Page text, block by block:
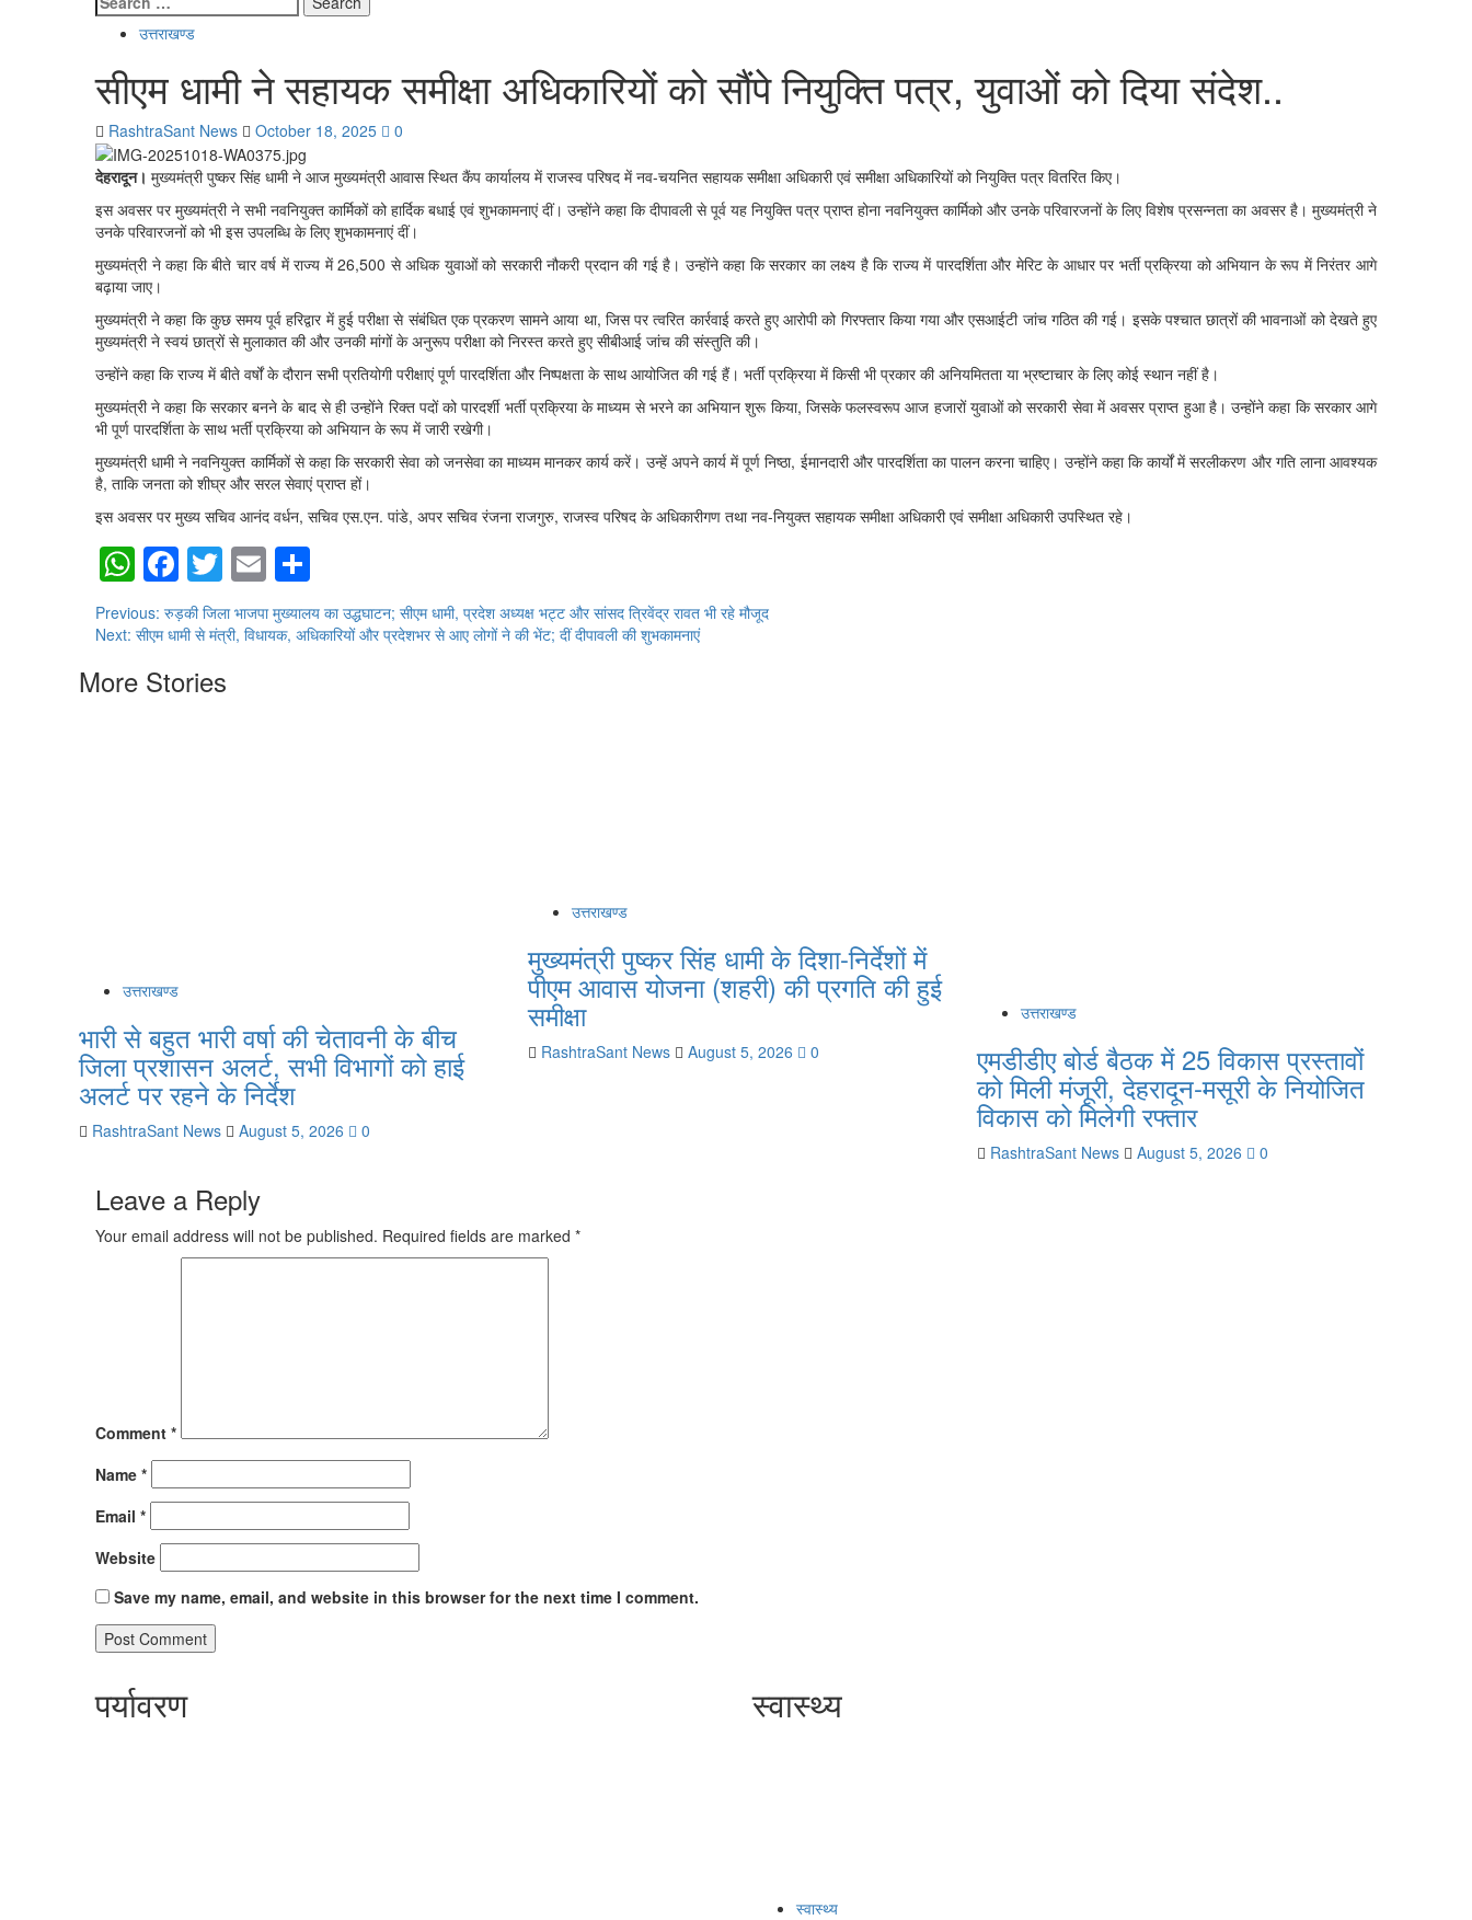
for:
उत्तराखण्ड
सीएम धामी ने सहायक समीक्षा अधिकारियों को सौंपे नियुक्ति पत्र, युवाओं को दिया संदेश..
RashtraSant News October 18, 2025 0
देहरादून। मुख्यमंत्री पुष्कर सिंह धामी ने आज मुख्यमंत्री आवास स्थित कैंप कार्यालय में राजस्व परिषद में नव-चयनित सहायक समीक्षा अधिकारी एवं समीक्षा अधिकारियों को नियुक्ति पत्र वितरित किए।
इस अवसर पर मुख्यमंत्री ने सभी नवनियुक्त कार्मिकों को हार्दिक बधाई एवं शुभकामनाएं दीं। उन्होंने कहा कि दीपावली से पूर्व यह नियुक्ति पत्र प्राप्त होना नवनियुक्त कार्मिको और उनके परिवारजनों के लिए विशेष प्रसन्नता का अवसर है। मुख्यमंत्री ने
उनके परिवारजनों को भी इस उपलब्धि के लिए शुभकामनाएं दीं।
मुख्यमंत्री ने कहा कि बीते चार वर्ष में राज्य में 26,500 से अधिक युवाओं को सरकारी नौकरी प्रदान की गई है। उन्होंने कहा कि सरकार का लक्ष्य है कि राज्य में पारदर्शिता और मेरिट के आधार पर भर्ती प्रक्रिया को अभियान के रूप में निरंतर आगे
बढ़ाया जाए।
मुख्यमंत्री ने कहा कि कुछ समय पूर्व हरिद्वार में हुई परीक्षा से संबंधित एक प्रकरण सामने आया था, जिस पर त्वरित कार्रवाई करते हुए आरोपी को गिरफ्तार किया गया और एसआईटी जांच गठित की गई। इसके पश्चात छात्रों की भावनाओं को देखते हुए
मुख्यमंत्री ने स्वयं छात्रों से मुलाकात की और उनकी मांगों के अनुरूप परीक्षा को निरस्त करते हुए सीबीआई जांच की संस्तुति की।
उन्होंने कहा कि राज्य में बीते वर्षों के दौरान सभी प्रतियोगी परीक्षाएं पूर्ण पारदर्शिता और निष्पक्षता के साथ आयोजित की गई हैं। भर्ती प्रक्रिया में किसी भी प्रकार की अनियमितता या भ्रष्टाचार के लिए कोई स्थान नहीं है।
मुख्यमंत्री ने कहा कि सरकार बनने के बाद से ही उन्होंने रिक्त पदों को पारदर्शी भर्ती प्रक्रिया के माध्यम से भरने का अभियान शुरू किया, जिसके फलस्वरूप आज हजारों युवाओं को सरकारी सेवा में अवसर प्राप्त हुआ है। उन्होंने कहा कि सरकार आगे
भी पूर्ण पारदर्शिता के साथ भर्ती प्रक्रिया को अभियान के रूप में जारी रखेगी।
मुख्यमंत्री धामी ने नवनियुक्त कार्मिकों से कहा कि सरकारी सेवा को जनसेवा का माध्यम मानकर कार्य करें। उन्हें अपने कार्य में पूर्ण निष्ठा, ईमानदारी और पारदर्शिता का पालन करना चाहिए। उन्होंने कहा कि कार्यों में सरलीकरण और गति लाना आवश्यक
है, ताकि जनता को शीघ्र और सरल सेवाएं प्राप्त हों।
इस अवसर पर मुख्य सचिव आनंद वर्धन, सचिव एस.एन. पांडे, अपर सचिव रंजना राजगुरु, राजस्व परिषद के अधिकारीगण तथा नव-नियुक्त सहायक समीक्षा अधिकारी एवं समीक्षा अधिकारी उपस्थित रहे।
WhatsApp
Facebook
Twitter
Email
Post
navigation
Previous: रुड़की जिला भाजपा मुख्यालय का उद्धघाटन; सीएम धामी, प्रदेश अध्यक्ष भट्ट और सांसद त्रिवेंद्र रावत भी रहे मौजूद
Next: सीएम धामी से मंत्री, विधायक, अधिकारियों और प्रदेशभर से आए लोगों ने की भेंट; दीं दीपावली की शुभकामनाएं
More Stories
उत्तराखण्ड
भारी से बहुत भारी वर्षा की चेतावनी के बीच
जिला प्रशासन अलर्ट, सभी विभागों को हाई
अलर्ट पर रहने के निर्देश
RashtraSant News August 5, 2026 0
उत्तराखण्ड
मुख्यमंत्री पुष्कर सिंह धामी के दिशा-निर्देशों में
पीएम आवास योजना (शहरी) की प्रगति की हुई
समीक्षा
RashtraSant News August 5, 2026 0
उत्तराखण्ड
एमडीडीए बोर्ड बैठक में 25 विकास प्रस्तावों
को मिली मंजूरी, देहरादून-मसूरी के नियोजित
विकास को मिलेगी रफ्तार
RashtraSant News August 5, 2026 0
Leave a Reply
Your email address will not be published. Required fields are marked *
Comment *
Name *
Email *
Website
Save my name, email, and website in this browser for the next time I comment.
पर्यावरण स्वास्थ्य
स्वास्थ्य